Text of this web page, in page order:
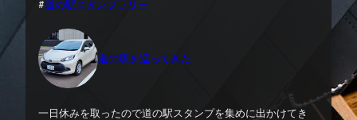
#道の駅スタンプラリー
道の駅を巡ってきた
一日休みを取ったので道の駅スタンプを集めに出かけてき